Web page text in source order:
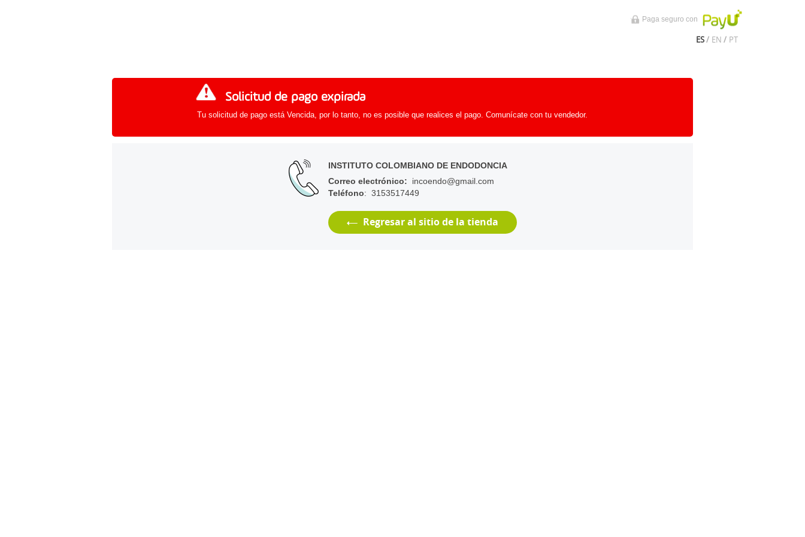
Paga seguro con
ES / EN / PT
Solicitud de pago expirada
Tu solicitud de pago está Vencida, por lo tanto, no es posible que realices el pago. Comunícate con tu vendedor.
INSTITUTO COLOMBIANO DE ENDODONCIA
Correo electrónico:
incoendo@gmail.com
Teléfono: 3153517449
Regresar al sitio de la tienda